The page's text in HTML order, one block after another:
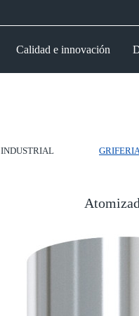
Calidad e innovación
INDUSTRIAL